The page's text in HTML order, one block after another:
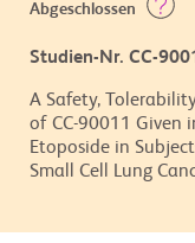
Abgeschlossen
Studien-Nr. CC-
A Safety,
of CC-90011 Given
Etoposide in
Small Cell Lung